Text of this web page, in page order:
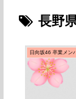
長野
日向坂46 卒業メン